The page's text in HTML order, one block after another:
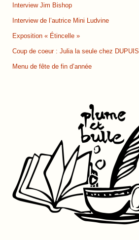
Interview Jim Bishop
Interview de l’autrice Mini Ludvine
Exposition « Étincelle »
Coup de coeur : Julia la seule chez DUPUIS
Menu de fête de fin d’année